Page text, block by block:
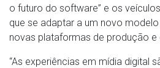
o futuro do software” e os
que se adaptar a um novo
novas plataformas de produção e
“As experiências em mídia digital